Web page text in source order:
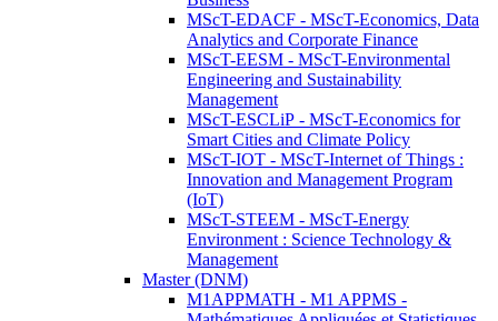
MScT-EDACF - MScT-Economics, Data
Analytics and Corporate Finance
MScT-EESM - MScT-Environmental
Engineering and Sustainability
Management
MScT-ESCLiP - MScT-Economics for
Smart Cities and Climate Policy
MScT-IOT - MScT-Internet of Things :
Innovation and Management Program
(IoT)
MScT-STEEM - MScT-Energy
Environment : Science Technology &
Management
Master (DNM)
M1APPMATH - M1 APPMS -